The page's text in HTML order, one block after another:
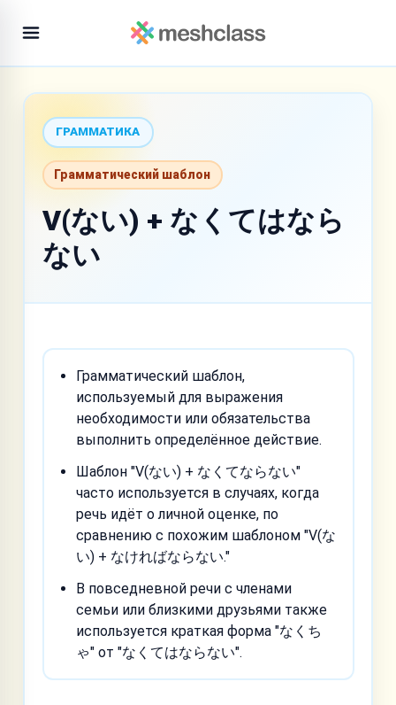
ГРАММАТИКА
Грамматический шаблон
V(ない) + なくてはなら
ない
Грамматический шаблон,
используемый для выражения
необходимости или обязательства
выполнить определённое действие.
Шаблон "V(ない) + なくてならない"
часто используется в случаях, когда
речь идёт о личной оценке, по
сравнению с похожим шаблоном "V(な
い) + なければならない."
В повседневной речи с членами
семьи или близкими друзьями также
используется краткая форма "なくち
ゃ" от "なくてはならない".